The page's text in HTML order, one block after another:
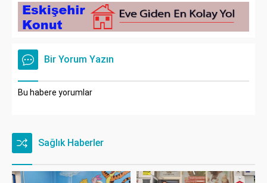
Bir Yorum Yazın
Bu habere yorumlar
Sağlık Haberler